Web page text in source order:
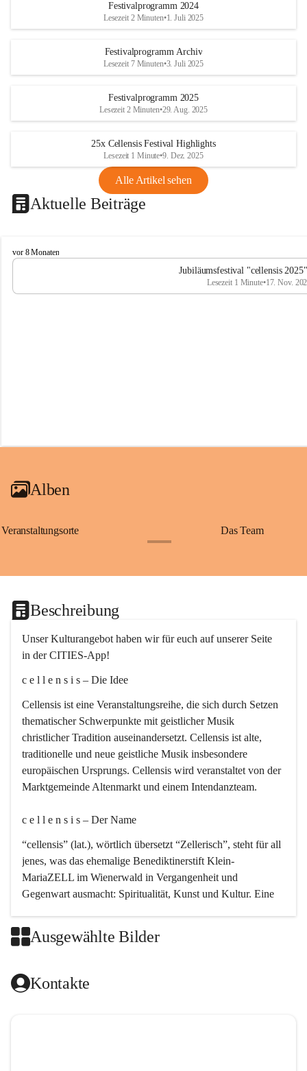
Festivalprogramm 2024
Lesezeit 2 Minuten•1. Juli 2025
Festivalprogramm Archiv
Lesezeit 7 Minuten•3. Juli 2025
Festivalprogramm 2025
Lesezeit 2 Minuten•29. Aug. 2025
25x Cellensis Festival Highlights
Lesezeit 1 Minute•9. Dez. 2025
Alle Artikel sehen
Aktuelle Beiträge
C
e
l
vor 8 Monaten
Jubiläumsfestival "cellensis
Lesezeit 1 Minute•17. Nov.
Alben
Veranstaltungsorte Das Team
Beschreibung
Unser Kulturangebot haben wir für euch auf unserer Seite
in der CITIES-App!
c e l l e n s i s – Die Idee
Cellensis ist eine Veranstaltungsreihe, die sich durch Setzen
thematischer Schwerpunkte mit geistlicher Musik
christlicher Tradition auseinandersetzt. Cellensis ist alte,
traditionelle und neue geistliche Musik insbesondere
europäischen Ursprungs. Cellensis wird veranstaltet von der
Marktgemeinde Altenmarkt und einem Intendanzteam.
c e l l e n s i s – Der Name
“cellensis” (lat.), wörtlich übersetzt “Zellerisch”, steht für all
jenes, was das ehemalige Benediktinerstift Klein-
MariaZELL im Wienerwald in Vergangenheit und
Gegenwart ausmacht: Spiritualität, Kunst und Kultur. Eine
Kirchenmusik, dem kunstvollen Lob Gottes.
Das kirchenmusikalische Festival Cellensis wird seit dem
Ausgewählte Bilder
Kontakte